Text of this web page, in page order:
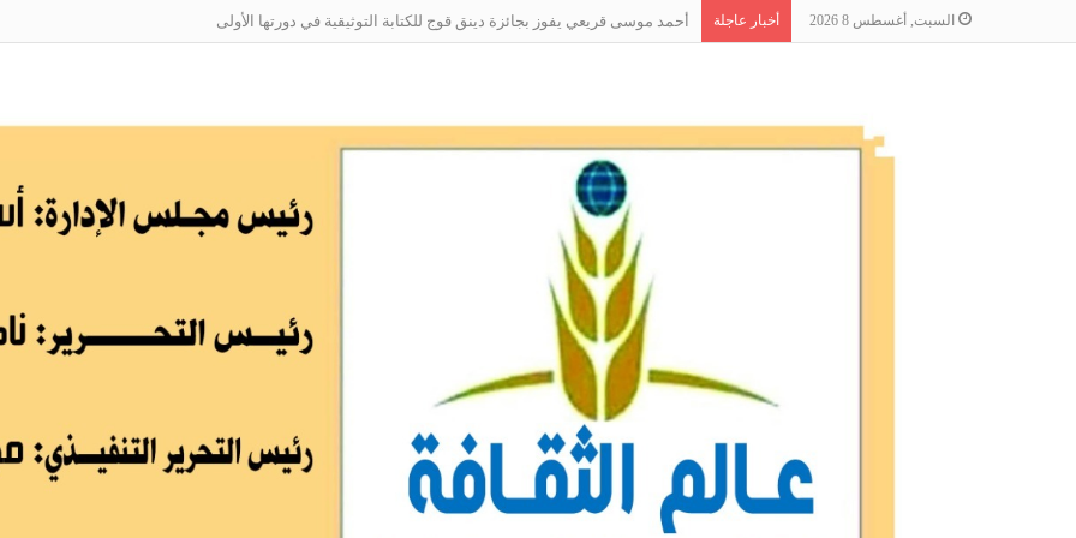
السبت, أغسطس 8 2026 أخبار عاجلة أحمد موسى قريعي يفوز بجائزة دينق قوج للكتابة التوثيقية في دورتها الأولى